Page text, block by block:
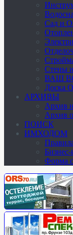
Сад и
Стены
ВАШ
Доска
АРХИВЫ
Архив
Архив
ПОИСК
ИМХОДОМ
Бизнес-
Форма